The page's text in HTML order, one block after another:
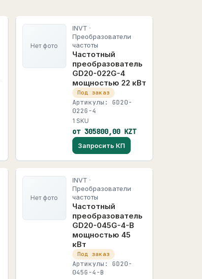
Нет фото
INVT ·
Преобразователи
частоты
Частотный
преобразователь
GD20-022G-4
мощностью 22 кВт
Под заказ
Артикулы: GD20-
022G-4
1 SKU
от 305800,00 KZT
Запросить КП
Нет фото
INVT ·
Преобразователи
частоты
Частотный
преобразователь
GD20-045G-4-B
мощностью 45
кВт
Под заказ
Артикулы: GD20-
045G-4-B